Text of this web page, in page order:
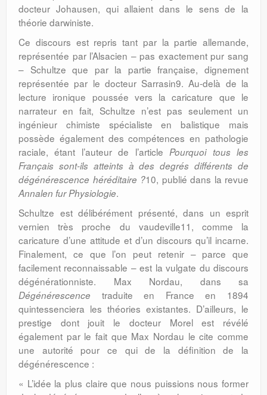
docteur Johausen, qui allaient dans le sens de la
théorie darwiniste.
Ce discours est repris tant par la partie allemande,
représentée par l’Alsacien – pas exactement pur sang
– Schultze que par la partie française, dignement
représentée par le docteur Sarrasin9. Au-delà de la
lecture ironique poussée vers la caricature que le
narrateur en fait, Schultze n’est pas seulement un
ingénieur chimiste spécialiste en balistique mais
possède également des compétences en pathologie
raciale, étant l’auteur de l’article Pourquoi tous les
Français sont-ils atteints à des degrés différents de
dégénérescence héréditaire ?10, publié dans la revue
Annalen fur Physiologie.
Schultze est délibérément présenté, dans un esprit
vernien très proche du vaudeville11, comme la
caricature d’une attitude et d’un discours qu’il incarne.
Finalement, ce que l’on peut retenir – parce que
facilement reconnaissable – est la vulgate du discours
dégénérationniste. Max Nordau, dans sa
Dégénérescence traduite en France en 1894
quintessenciera les théories existantes. D’ailleurs, le
prestige dont jouit le docteur Morel est révélé
également par le fait que Max Nordau le cite comme
une autorité pour ce qui de la définition de la
dégénérescence :
« L’idée la plus claire que nous puissions nous former